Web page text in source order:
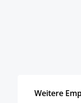
Weitere